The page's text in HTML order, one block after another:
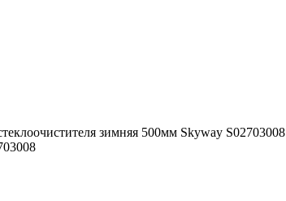
зимняя 500мм Skyway S02703008